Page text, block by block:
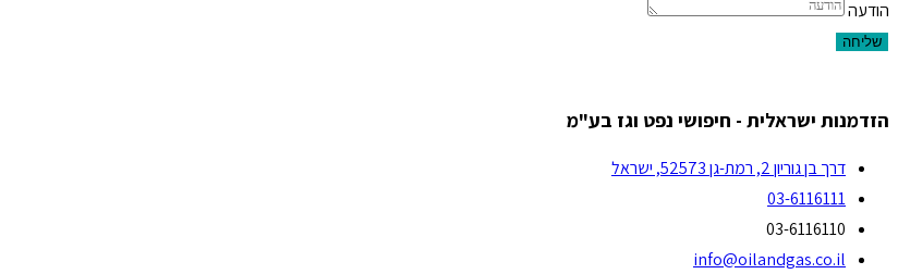
הודעה
שליחה
הזדמנות ישראלית - חיפושי נפט וגז בע"מ
דרך בן גוריון 2, רמת-גן 52573, ישראל
03-6116111
03-6116110
info@oilandgas.co.il